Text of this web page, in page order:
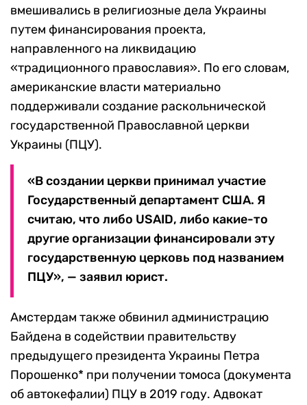
вмешивались в религиозные дела Украины
путем финансирования проекта,
направленного на ликвидацию
«традиционного православия». По его словам,
американские власти материально
поддерживали создание раскольнической
государственной Православной церкви
Украины (ПЦУ).
«В создании церкви принимал участие
Государственный департамент США. Я
считаю, что либо USAID, либо какие-то
другие организации финансировали эту
государственную церковь под названием
ПЦУ», — заявил юрист.
Амстердам также обвинил администрацию
Байдена в содействии правительству
предыдущего президента Украины Петра
Порошенко* при получении томоса (документа
об автокефалии) ПЦУ в 2019 году. Адвокат